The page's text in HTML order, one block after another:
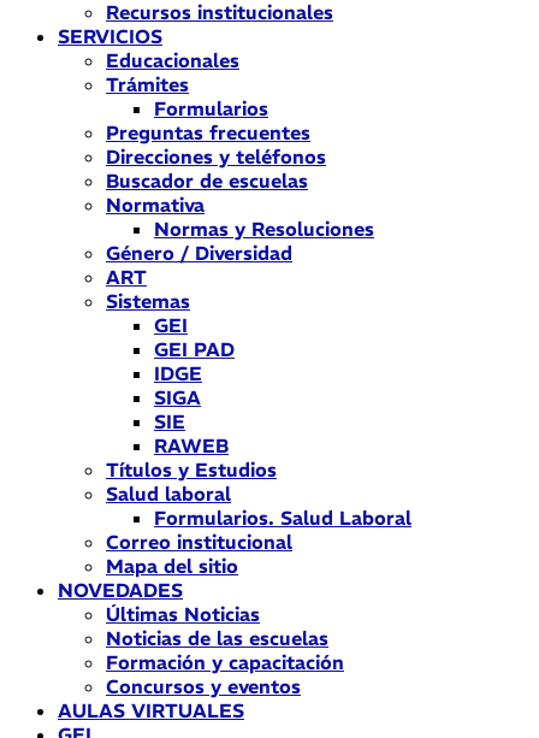
Recursos institucionales
SERVICIOS
Educacionales
Trámites
Formularios
Preguntas frecuentes
Direcciones y teléfonos
Buscador de escuelas
Normativa
Normas y Resoluciones
Género / Diversidad
ART
Sistemas
GEI
GEI PAD
IDGE
SIGA
SIE
RAWEB
Títulos y Estudios
Salud laboral
Formularios. Salud Laboral
Correo institucional
Mapa del sitio
NOVEDADES
Últimas Noticias
Noticias de las escuelas
Formación y capacitación
Concursos y eventos
AULAS VIRTUALES